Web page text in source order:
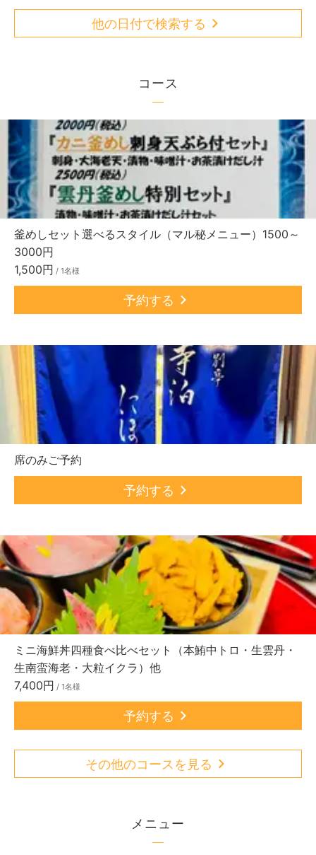
他の日付で検索する
コース
釜めしセット選べるスタイル（マル秘メニュー）1500～
3000円
1,500円 / 1名様
予約する
席のみご予約
予約する
ミニ海鮮丼四種食べ比べセット（本鮪中トロ・生雲丹・
生南蛮海老・大粒イクラ）他
7,400円 / 1名様
予約する
その他のコースを見る
メニュー